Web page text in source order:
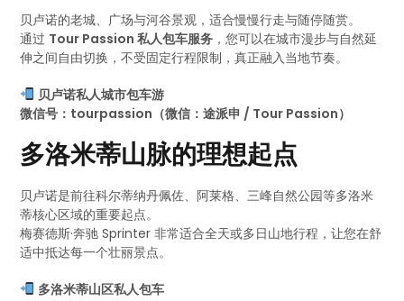
贝卢诺的老城、广场与河谷景观，适合慢慢行走与随停随赏。
通过 Tour Passion 私人包车服务 ，您可以在城市漫步与自然延
伸之间自由切换，不受固定行程限制，真正融入当地节奏。
贝卢诺私人城市包车游
微信号：tourpassion（微信：途派申 / Tour Passion）
多洛米蒂山脉的理想起点
贝卢诺是前往科尔蒂纳丹佩佐、阿莱格、三峰自然公园等多洛米
蒂核心区域的重要起点。
梅赛德斯·奔驰 Sprinter 非常适合全天或多日山地行程，让您在舒
适中抵达每一个壮丽景点。
多洛米蒂山区私人包车